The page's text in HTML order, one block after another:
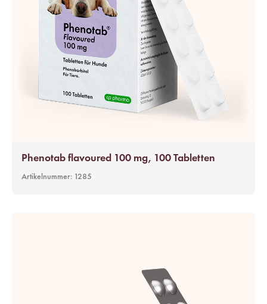
Phenotab flavoured 100 mg, 100 Tabletten
Artikelnummer: 1285